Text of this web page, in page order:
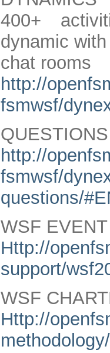
400+
dynamic
chat rooms
http://
fsmwsf/
QUESTIONS
http://
fsmwsf/
questions/
WSF
Http://
support/
WSF
Http://